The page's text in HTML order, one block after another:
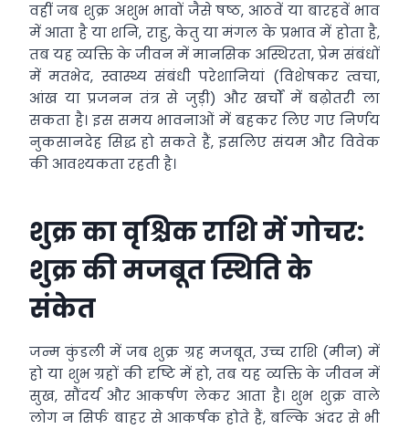
वहीं जब शुक्र अशुभ भावों जैसे षष्ठ, आठवें या बारहवें भाव
में आता है या शनि, राहु, केतु या मंगल के प्रभाव में होता है,
तब यह व्यक्ति के जीवन में मानसिक अस्थिरता, प्रेम संबंधों
में मतभेद, स्वास्थ्य संबंधी परेशानियां (विशेषकर त्वचा,
आंख या प्रजनन तंत्र से जुड़ी) और खर्चों में बढ़ोतरी ला
सकता है। इस समय भावनाओं में बहकर लिए गए निर्णय
नुकसानदेह सिद्ध हो सकते हैं, इसलिए संयम और विवेक
की आवश्यकता रहती है।
शुक्र का वृश्चिक राशि में गोचर:
शुक्र की मजबूत स्थिति के
संकेत
जन्म कुंडली में जब शुक्र ग्रह मजबूत, उच्च राशि (मीन) में
हो या शुभ ग्रहों की दृष्टि में हो, तब यह व्यक्ति के जीवन में
सुख, सौंदर्य और आकर्षण लेकर आता है। शुभ शुक्र वाले
लोग न सिर्फ बाहर से आकर्षक होते हैं, बल्कि अंदर से भी